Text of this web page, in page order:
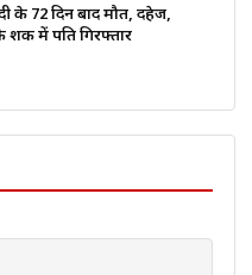
72 दिन बाद मौत, दहेज,
शक में पति गिरफ्तार